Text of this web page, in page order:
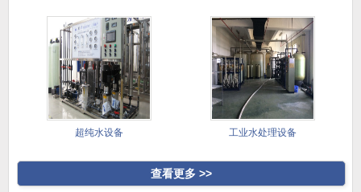
超纯水设备 工业水处理设备
查看更多 >>